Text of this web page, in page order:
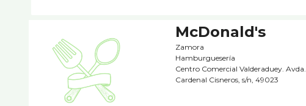
McDonald's
Zamora
Hamburgueserí­a
Centro Comercial Valderaduey. Avda.
Cardenal Cisneros, s/n, 49023